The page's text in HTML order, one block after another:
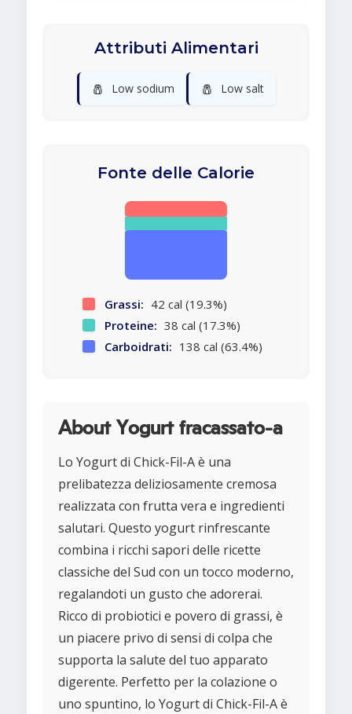
Attributi Alimentari
🧂 Low sodium 🧂 Low salt
Fonte delle Calorie
Grassi: 42 cal (19.3%)
Proteine: 38 cal (17.3%)
Carboidrati: 138 cal (63.4%)
About Yogurt fracassato-a
Lo Yogurt di Chick-Fil-A è una
prelibatezza deliziosamente cremosa
realizzata con frutta vera e ingredienti
salutari. Questo yogurt rinfrescante
combina i ricchi sapori delle ricette
classiche del Sud con un tocco moderno,
regalandoti un gusto che adorerai.
Ricco di probiotici e povero di grassi, è
un piacere privo di sensi di colpa che
supporta la salute del tuo apparato
digerente. Perfetto per la colazione o
uno spuntino, lo Yogurt di Chick-Fil-A è